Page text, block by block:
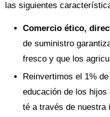
las siguientes
Comercio ético,
de suministro
fresco y que los
Reinvertimos el 1%
educación de los
té a través de nuestra